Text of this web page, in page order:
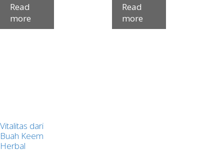
Read
more
Read
more
Vitalitas dari
Buah Keem
Herbal